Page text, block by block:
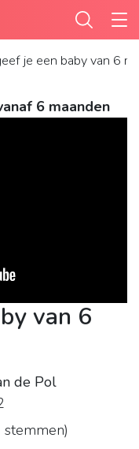
je een baby van 6
6 maanden
van 6
de Pol
stemmen)